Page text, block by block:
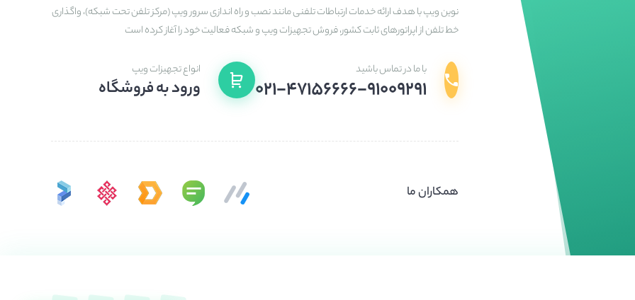
نوین ویپ با هدف ارائه خدمات ارتباطات تلفنی مانند نصب و راه اندازی سرور ویپ (مرکز تلفن تحت شبکه)، واگذاری
خط تلفن از اپراتورهای ثابت کشور، فروش تجهیزات ویپ و شبکه فعالیت خود را آغاز کرده است
با ما در تماس باشید
۰۲۱-۴۷۱۵۶۶۶۶-۹۱۰۰۹۲۹۱
انواع تجهیزات ویپ
ورود به فروشگاه
همکاران ما